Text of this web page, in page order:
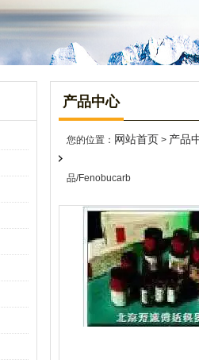
产品中心
您的位置： 网站首页 > 产品
品/Fenobucarb